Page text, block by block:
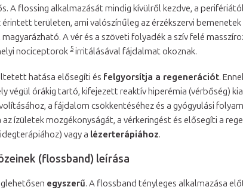
A flossing alkalmazását mindig kívülről kezdve, a
érintett területen, ami valószínűleg az érzékszervi
A vér és a szöveti folyadék a szív felé
nociceptorok 5 irritálásával fájdalmat okoznak.
hatása elősegíti és felgyorsítja a regenerációt.
végül órákig tartó, kifejezett reaktív hiperémia (vérbőség)
a fájdalom csökkentéséhez és a gyógyulási
ízületek mozgékonyságát, a vérkeringést és elősegíti a
vagy a lézerterápiához.
(flossband) leírása
egyszerű. A flossband tényleges alkalmazása